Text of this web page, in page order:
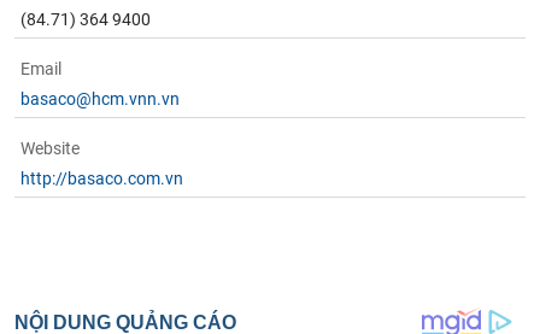
(84.71) 364 9400
Email
basaco@hcm.vnn.vn
Website
http://basaco.com.vn